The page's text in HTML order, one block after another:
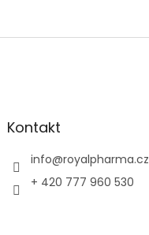
Kontakt
info@royalpharma.cz
+ 420 777 960 530